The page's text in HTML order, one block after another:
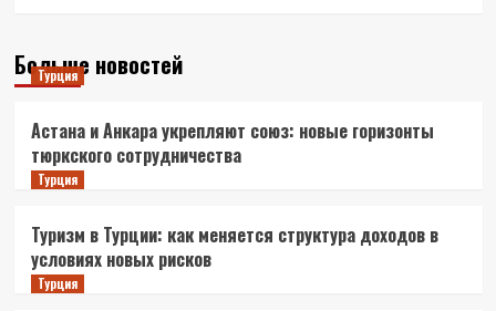
Больше новостей
Турция
Астана и Анкара укрепляют союз: новые горизонты
тюркского сотрудничества
Турция
Туризм в Турции: как меняется структура доходов в
условиях новых рисков
Турция